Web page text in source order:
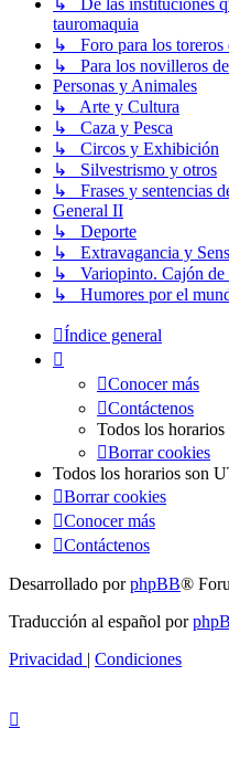
↳ De las instituciones
tauromaquia
↳ Foro para los toreros
↳ Para los novilleros
Personas y Animales
↳ Arte y Cultura
↳ Caza y Pesca
↳ Circos y Exhibición
↳ Silvestrismo y otros
↳ Frases y sentencias
General II
↳ Deporte
↳ Extravagancia y
↳ Variopinto. Cajón de
↳ Humores por el
Índice general
Conocer más
Contáctenos
Todos los horarios
Borrar cookies
Todos los horarios son
Borrar cookies
Conocer más
Contáctenos
Desarrollado porphpBB®
Traducción al español por
Privacidad | Condiciones